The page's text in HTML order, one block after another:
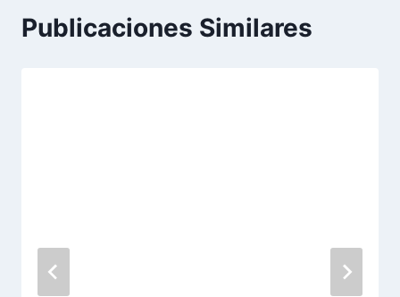
Publicaciones Similares